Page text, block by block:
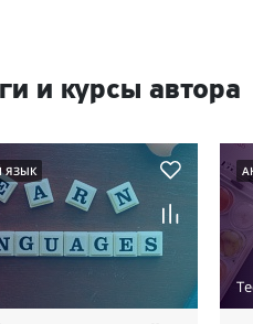
и курсы автора
ЯЗЫК